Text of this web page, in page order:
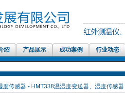
绍 产品展示 成功案例 行业动态
红外测温仪传感器，在线红外测温仪、
度传感器- HMT338温湿度变送器、湿度传感器